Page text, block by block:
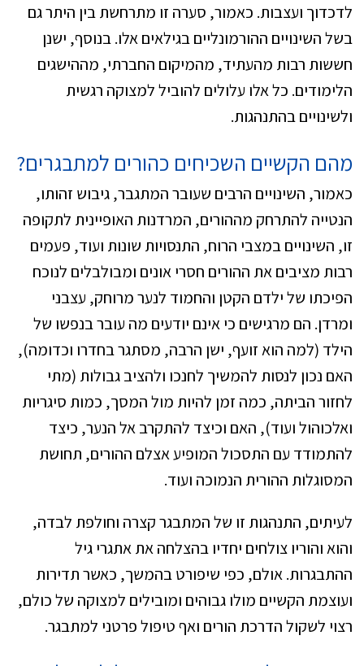
לדכדוך ועצבות. כאמור, סערה זו מתרחשת בין היתר גם
בשל השינויים ההורמונליים בגילאים אלו. בנוסף, ישנן
חששות רבות מהעתיד, מהמיקום החברתי, מההישגים
הלימודים. כל אלו עלולים להוביל למצוקה רגשית
ולשינויים בהתנהגות.
מהם הקשיים השכיחים כהורים למתבגרים?
כאמור, השינויים הרבים שעובר המתגבר, גיבוש זהותו,
הנטייה להתרחק מההורים, המרדנות האופיינית לתקופה
זו, השינויים במצבי הרוח, התנסויות שונות ועוד, פעמים
רבות מציבים את ההורים חסרי אונים ומבולבלים לנוכח
הפיכתו של ילדם הקטן והחמוד לנער מרוחק, עצבני
ומרדן. הם מרגישים כי אינם יודעים מה עובר בנפשו של
הילד (למה הוא זועף, ישן הרבה, מסתגר בחדרו וכדומה),
האם נכון לנסות להמשיך לחנכו ולהציב גבולות (מתי
לחזור הביתה, כמה זמן להיות מול המסך, כמות סיגריות
ואלכוהול ועוד), האם וכיצד להתקרב אל הנער, כיצד
להתמודד עם התסכול המופיע אצלם ההורים, תחושת
המסוגלות ההורית הנמוכה ועוד.
לעיתים, התנהגות זו של המתבגר קצרה וחולפת לבדה,
והוא והוריו צולחים יחדיו בהצלחה את אתגרי גיל
ההתבגרות. אולם, כפי שיפורט בהמשך, כאשר תדירות
ועוצמת הקשיים מולו גבוהים ומובילים למצוקה של כולם,
רצוי לשקול הדרכת הורים ואף טיפול פרטני למתבגר.